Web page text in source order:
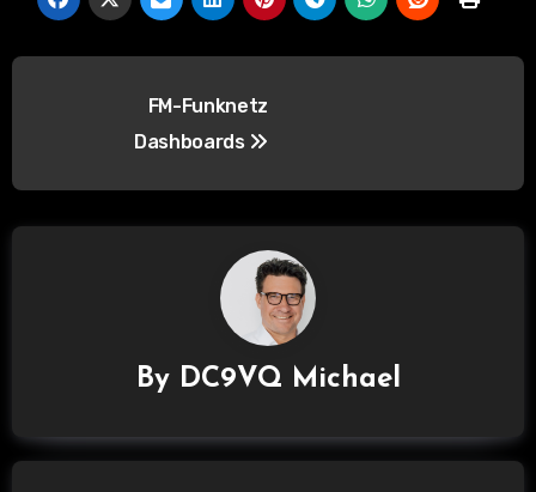
i
t
n
FM-Funknetz
Dashboards
By DC9VQ Michael